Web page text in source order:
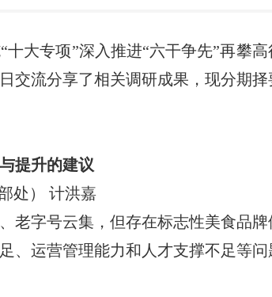
大专项”深入推进“六干争先”再攀
交流分享了相关调研成果，现分期择
提升的建议
处） 计洪嘉
老字号云集，但存在标志性美食品
、运营管理能力和人才支撑不足等问